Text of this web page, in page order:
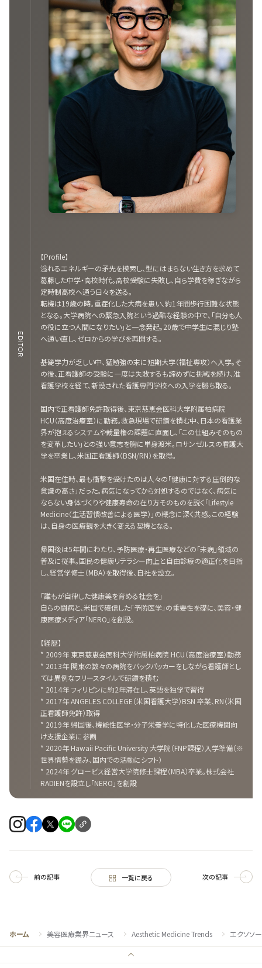
EDITOR
【Profile】
溢れるエネルギーの矛先を模索し、型にはまらない生き方を求めて
葛藤した中学・高校時代。高校受験に失敗し、自ら学費を稼ぎながら
定時制高校へ通う日々を送る。
転機は19歳の時。重症化した大病を患い、約1年間歩行困難な状態
となる。大学病院への緊急入院という過酷な経験の中で、「自分も人
の役に立つ人間になりたい」と一念発起。20歳で中学生に混じり塾
へ通い直し、ゼロからの学びを再開する。
基礎学力が乏しい中、猛勉強の末に短期大学（福祉専攻）へ入学。そ
の後、正看護師の受験に一度は失敗するも諦めずに挑戦を続け、准
看護学校を経て、新設された看護専門学校への入学を勝ち取る。
国内で正看護師免許取得後、東京慈恵会医科大学附属柏病院
HCU（高度治療室）に勤務。救急現場で研鑽を積む中、日本の看護業
界が抱えるシステムや裁量権の課題に直面し、「この仕組みそのもの
を変革したい」との強い意志を胸に単身渡米。ロサンゼルスの看護大
学を卒業し、米国正看護師（BSN/RN）を取得。
米国在住時、最も衝撃を受けたのは人々の「健康に対する圧倒的な
意識の高さ」だった。病気になってから対処するのではなく、病気に
ならない身体づくりや健康寿命の在り方そのものを説く「Lifestyle
Medicine（生活習慣改善による医学）」の概念に深く共感。この経験
は、自身の医療観を大きく変える契機となる。
帰国後は5年間にわたり、予防医療・再生医療などの「未病」領域の
普及に従事。国民の健康リテラシー向上と自由診療の適正化を目指
し、経営学修士（MBA）を取得後、自社を設立。
「誰もが自律した健康美を育める社会を」
自らの闘病と、米国で確信した「予防医学」の重要性を礎に、美容・健
康医療メディア「NERO」を創設。
【経歴】
* 2009年 東京慈恵会医科大学附属柏病院 HCU（高度治療室）勤務
* 2013年 関東の数々の病院をバックパッカーをしながら看護師とし
ては異例なフリースタイルで研鑽を積む
* 2014年 フィリピンに約2年滞在し、英語を独学で習得
* 2017年 ANGELES COLLEGE（米国看護大学）BSN 卒業、RN（米国
正看護師免許）取得
* 2019年 帰国後、機能性医学・分子栄養学に特化した医療機関向
け支援企業に参画
* 2020年 Hawaii Pacific University 大学院（FNP課程）入学準備（※
世界情勢を鑑み、国内での活動にシフト）
* 2024年 グロービス経営大学院修士課程（MBA）卒業。株式会社
RADIENを設立し「NERO」を創設
前の記事 一覧に戻る 次の記事
ホーム 美容医療業界ニュース Aesthetic Medicine Trends エクソソ